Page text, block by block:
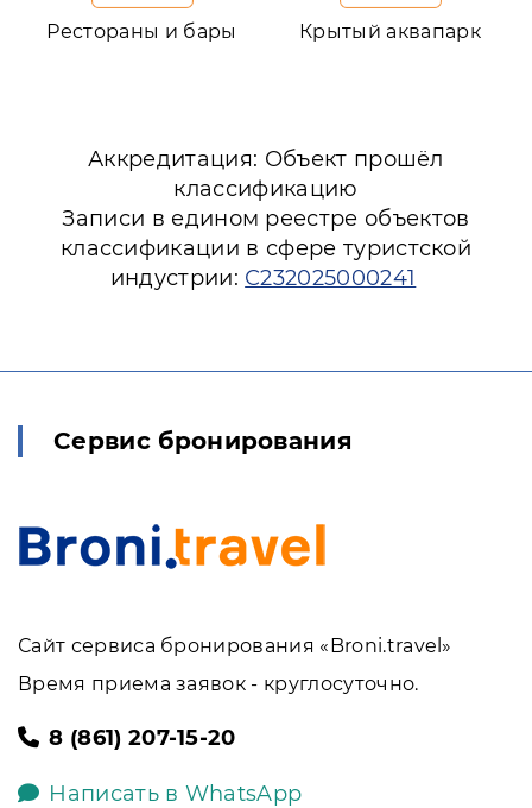
Рестораны и бары Крытый аквапарк
Аккредитация: Объект прошёл
классификацию
Записи в едином реестре объектов
классификации в сфере туристской
индустрии: С232025000241
Сервис бронирования
Сайт сервиса бронирования «Broni.travel»
Время приема заявок - круглосуточно.
8 (861) 207-15-20
Написать в WhatsApp